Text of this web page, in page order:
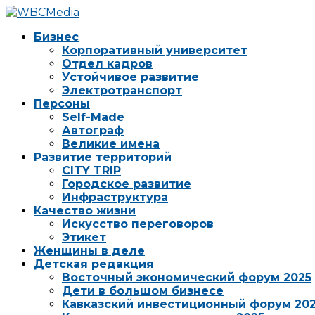
Бизнес
Корпоративный университет
Отдел кадров
Устойчивое развитие
Электротранспорт
Персоны
Self-Made
Автограф
Великие имена
Развитие территорий
CITY TRIP
Городское развитие
Инфраструктура
Качество жизни
Искусство переговоров
Этикет
Женщины в деле
Детская редакция
Восточный экономический форум 2025
Дети в большом бизнесе
Кавказский инвестиционный форум